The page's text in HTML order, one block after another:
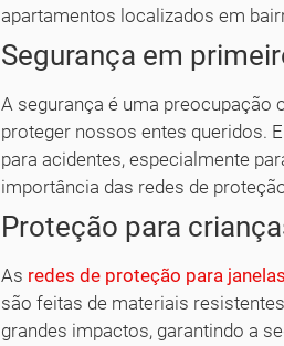
apartamentos localizados em
Segurança em
A segurança é uma preocupação
proteger nossos entes queridos.
para acidentes, especialmente
importância das redes de
Proteção para
As redes de proteção para janelas
são feitas de materiais
grandes impactos, garantindo a